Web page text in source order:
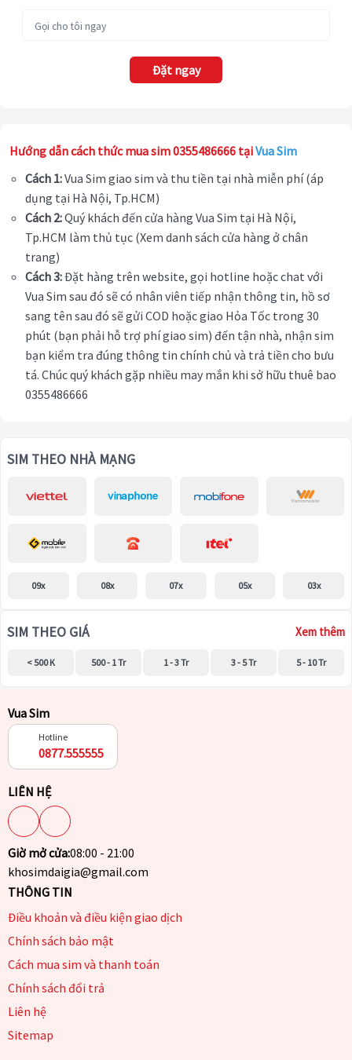
Đặt ngay
Hướng dẫn cách thức mua sim 0355486666 tạiVua Sim
Cách 1:Vua Sim giao sim và thu tiền tại nhà miễn phí (áp
dụng tại Hà Nội, Tp.HCM)
Cách 2:Quý khách đến cửa hàng Vua Sim tại Hà Nội,
Tp.HCM làm thủ tục (Xem danh sách cửa hàng ở chân
trang)
Cách 3:Đặt hàng trên website, gọi hotline hoặc chat với
Vua Sim sau đó sẽ có nhân viên tiếp nhận thông tin, hồ sơ
sang tên sau đó sẽ gửi COD hoặc giao Hỏa Tốc trong 30
phút (bạn phải hỗ trợ phí giao sim) đến tận nhà, nhận sim
bạn kiểm tra đúng thông tin chính chủ và trả tiền cho bưu
tá. Chúc quý khách gặp nhiều may mắn khi sở hữu thuê bao
0355486666
SIM THEO NHÀ MẠNG
09x 08x 07x 05x 03x
SIM THEO GIÁ Xem thêm
< 500 K 500 - 1 Tr 1 - 3 Tr 3 - 5 Tr 5 - 10 Tr
Vua Sim
Hotline
0877.555555
LIÊN HỆ
Giờ mở cửa:08:00 - 21:00
khosimdaigia@gmail.com
THÔNG TIN
Điều khoản và điều kiện giao dịch
Chính sách bảo mật
Cách mua sim và thanh toán
Chính sách đổi trả
Liên hệ
Sitemap